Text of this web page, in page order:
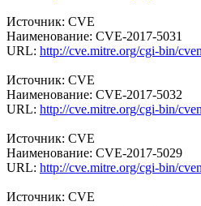
Источник: CVE
Наименование: CVE-2017-5031
URL: http://cve.mitre.org/cgi-bin/
Источник: CVE
Наименование: CVE-2017-5032
URL: http://cve.mitre.org/cgi-bin/
Источник: CVE
Наименование: CVE-2017-5029
URL: http://cve.mitre.org/cgi-bin/
Источник: CVE